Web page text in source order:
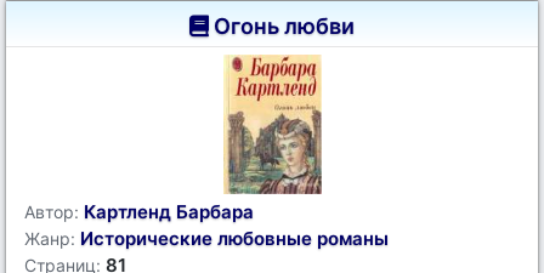
Огонь любви
Автор: Картленд Барбара
Жанр: Исторические любовные романы
Страниц: 81